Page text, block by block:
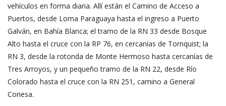
vehículos en forma diaria. Allí están el Camino de Acceso a
Puertos, desde Loma Paraguaya hasta el ingreso a Puerto
Galván, en Bahía Blanca; el tramo de la RN 33 desde Bosque
Alto hasta el cruce con la RP 76, en cercanías de Tornquist; la
RN 3, desde la rotonda de Monte Hermoso hasta cercanías de
Tres Arroyos, y un pequeño tramo de la RN 22, desde Río
Colorado hasta el cruce con la RN 251, camino a General
Conesa.